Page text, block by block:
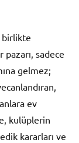
birlikte
pazarı, sadece
gelmez;
ev
kulüplerin
kararları ve